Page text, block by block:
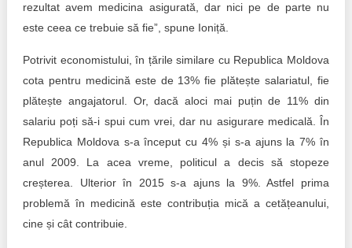
rezultat avem medicina asigurată, dar nici pe de parte nu
este ceea ce trebuie să fie”, spune Ioniță.
Potrivit economistului, în țările similare cu Republica Moldova
cota pentru medicină este de 13% fie plătește salariatul, fie
plătește angajatorul. Or, dacă aloci mai puțin de 11% din
salariu poți să-i spui cum vrei, dar nu asigurare medicală. În
Republica Moldova s-a început cu 4% și s-a ajuns la 7% în
anul 2009. La acea vreme, politicul a decis să stopeze
creșterea. Ulterior în 2015 s-a ajuns la 9%. Astfel prima
problemă în medicină este contribuția mică a cetățeanului,
cine și cât contribuie.